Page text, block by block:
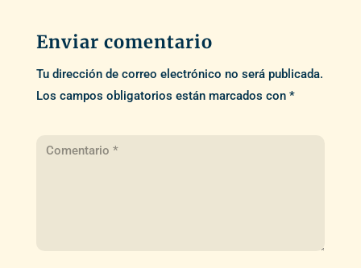
Enviar comentario
Tu dirección de correo electrónico no será publicada.
Los campos obligatorios están marcados con *